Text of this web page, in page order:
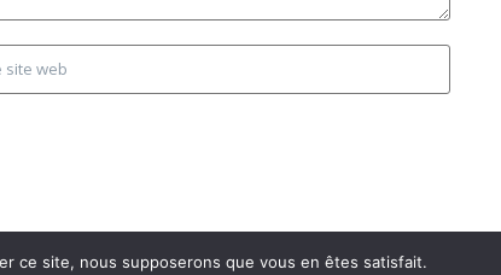
ce site, nous supposerons que vous en êtes satisfait.